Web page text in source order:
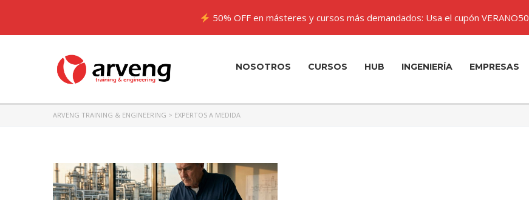
NOSOTROS CURSOS HUB INGENIERÍA EMPRESAS
ARVENG TRAINING & ENGINEERING > EXPERTOS A MEDIDA
50% OFF en másteres y cursos más demandados: Usa el cupón VERANO50